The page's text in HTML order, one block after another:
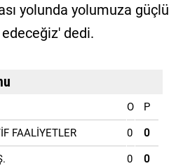
yolunda yolumuza güçlü
dedi.
O P
FAALİYETLER 0 0
0 0